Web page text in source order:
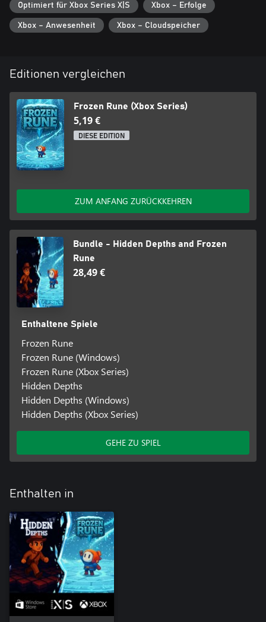
Optimiert für Xbox Series X|S Xbox – Erfolge
Xbox – Anwesenheit Xbox – Cloudspeicher
Editionen vergleichen
Frozen Rune (Xbox Series)
5,19 €
DIESE EDITION
ZUM ANFANG ZURÜCKKEHREN
Bundle - Hidden Depths and Frozen
Rune
28,49 €
Enthaltene Spiele
Frozen Rune
Frozen Rune (Windows)
Frozen Rune (Xbox Series)
Hidden Depths
Hidden Depths (Windows)
Hidden Depths (Xbox Series)
GEHE ZU SPIEL
Enthalten in